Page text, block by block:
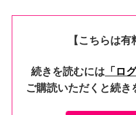
【こちらは有
続きを読むには 「ロ
ご購読いただくと続き